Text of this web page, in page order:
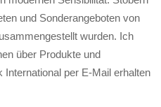
und Sonderangeboten von
wurden. Ich
über Produkte und
per E-Mail erhalten